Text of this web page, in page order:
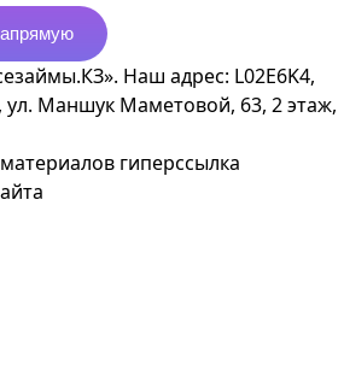
Наш адрес: L02E6K4,
ул. Маншук Маметовой, 63, 2 этаж,
гиперссылка